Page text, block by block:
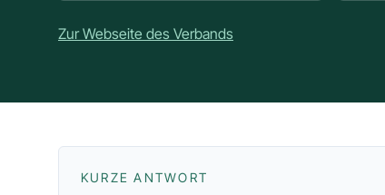
Zur Webseite des Verbands
KURZE ANTWORT